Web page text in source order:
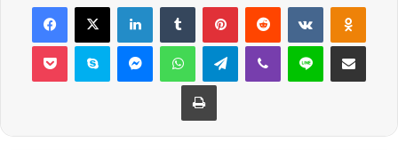
Facebook
X LinkedInTumblr PinterestReddit VKontakte
Pocket Skype MessengerWhatsAppTelegramViber Line E-Posta ile
Yazdır